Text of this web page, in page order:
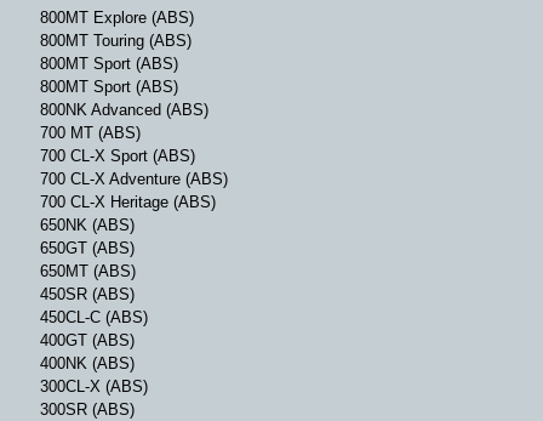
800MT Explore (ABS)
800MT Touring (ABS)
800MT Sport (ABS)
800MT Sport (ABS)
800NK Advanced (ABS)
700 MT (ABS)
700 CL-X Sport (ABS)
700 CL-X Adventure (ABS)
700 CL-X Heritage (ABS)
650NK (ABS)
650GT (ABS)
650MT (ABS)
450SR (ABS)
450CL-C (ABS)
400GT (ABS)
400NK (ABS)
300CL-X (ABS)
300SR (ABS)